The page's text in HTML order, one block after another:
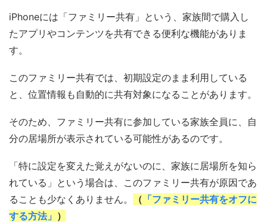
iPhoneには「ファミリー共有」という、家族間で購入し
たアプリやコンテンツを共有できる便利な機能がありま
す。
このファミリー共有では、初期設定のまま利用している
と、位置情報も自動的に共有対象になることがあります。
そのため、ファミリー共有に参加している家族全員に、自
分の居場所が表示されている可能性があるのです。
「特に設定を変えた覚えがないのに、家族に居場所を知ら
れている」という場合は、このファミリー共有が原因であ
ることも少なくありません。
（ 「ファミリー共有をオフに
する方法」 ）